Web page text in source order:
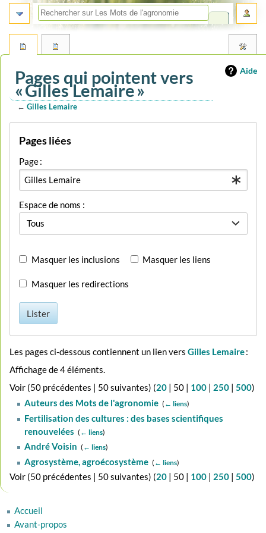
Aide
Pages qui pointent vers
« Gilles Lemaire »
←Gilles Lemaire
navigation
recherche
Pages liées
Page :
Espace de noms :
Tous
Masquer les inclusions Masquer les liens
Masquer les redirections
Lister
Les pages ci-dessous contiennent un lien versGilles Lemaire:
Affichage de 4 éléments.
Voir (50 précédentes | 50 suivantes) (20 | 50 | 100 | 250 |500)
Auteurs des Mots de l'agronomie‎ ( ← liens)
Fertilisation des cultures : des bases scientifiques
renouvelées ( ← liens)
André Voisin ( ← liens)
Agrosystème, agroécosystème‎ ( ← liens)
Voir (50 précédentes | 50 suivantes) (20 | 50 | 100 | 250 |500)
Accueil
Avant-propos